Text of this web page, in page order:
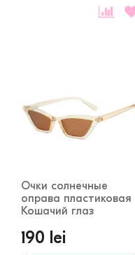
Очки солнечные
оправа пластиковая
Кошачий глаз
190 lei